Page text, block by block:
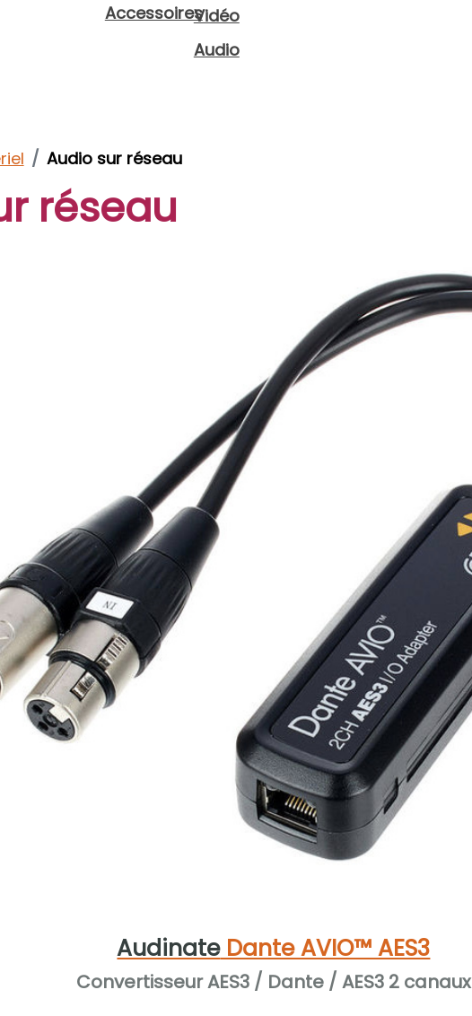
AccessoiresVidéo
Audio
Audio sur réseau
réseau
AudinateDante AVIO™ AES3
Convertisseur AES3 / Dante / AES3 2 canaux